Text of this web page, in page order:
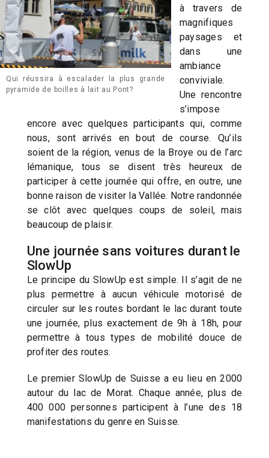
Qui réussira à escalader la plus grande
pyramide de boilles à lait au Pont?
à travers de
magnifiques
paysages et
dans une
ambiance
conviviale.
Une rencontre
s’impose
encore avec quelques participants qui, comme
nous, sont arrivés en bout de course. Qu’ils
soient de la région, venus de la Broye ou de l’arc
lémanique, tous se disent très heureux de
participer à cette journée qui offre, en outre, une
bonne raison de visiter la Vallée. Notre randonnée
se clôt avec quelques coups de soleil, mais
beaucoup de plaisir.
Une journée sans voitures durant le
SlowUp
Le principe du SlowUp est simple. Il s’agit de ne
plus permettre à aucun véhicule motorisé de
circuler sur les routes bordant le lac durant toute
une journée, plus exactement de 9h à 18h, pour
permettre à tous types de mobilité douce de
profiter des routes.
Le premier SlowUp de Suisse a eu lieu en 2000
autour du lac de Morat. Chaque année, plus de
400 000 personnes participent à l’une des 18
manifestations du genre en Suisse.